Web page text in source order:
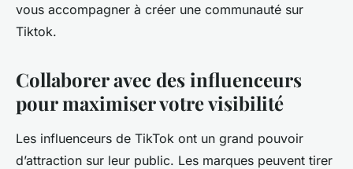
vous accompagner à créer une communauté sur
Tiktok.
Collaborer avec des influenceurs
pour maximiser votre visibilité
Les influenceurs de TikTok ont un grand pouvoir
d’attraction sur leur public. Les marques peuvent tirer